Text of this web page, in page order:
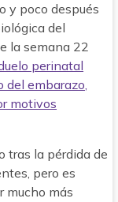
y poco después
del
la semana 22
perinatal
del embarazo,
motivos
tras la pérdida de
pero es
mucho más